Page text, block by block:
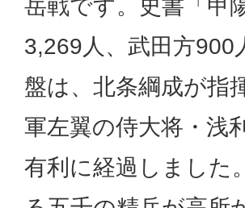
岳戦です。史書「甲
3,269人、武田方
盤は、北条綱成が指
軍左翼の侍大将・浅
有利に経過しました